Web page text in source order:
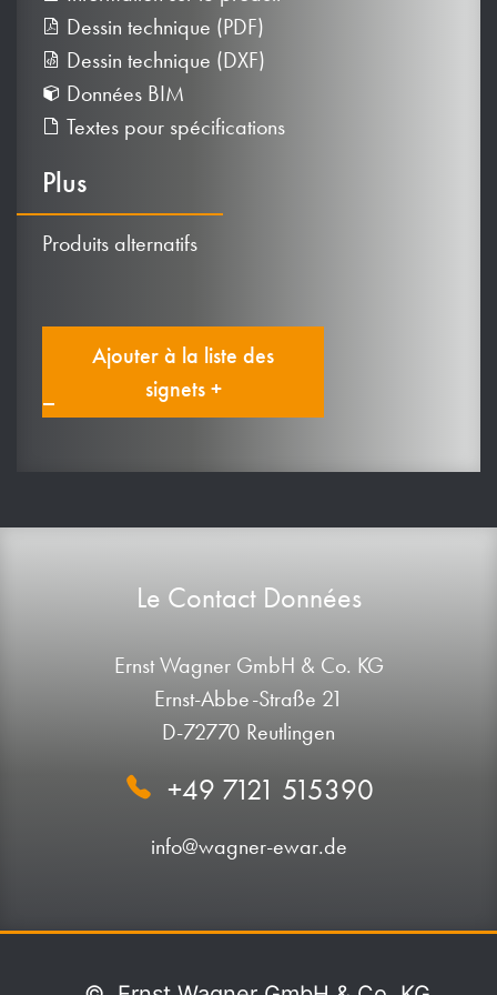
Dessin technique (PDF)
Dessin technique (DXF)
Données BIM
Textes pour spécifications
Plus
Produits alternatifs
Ajouter à la liste des
signets +
Le Contact Données
Ernst Wagner GmbH & Co. KG
Ernst-Abbe-Straße 21
D-72770 Reutlingen
+49 7121 515390
info@wagner-ewar.de